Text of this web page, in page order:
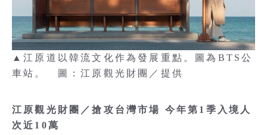
▲江原道以韓流文化作為發展重點。圖為BTS公
車站。 圖：江原觀光財團／提供
江原觀光財團／搶攻台灣市場 今年第1季入境人
次近10萬